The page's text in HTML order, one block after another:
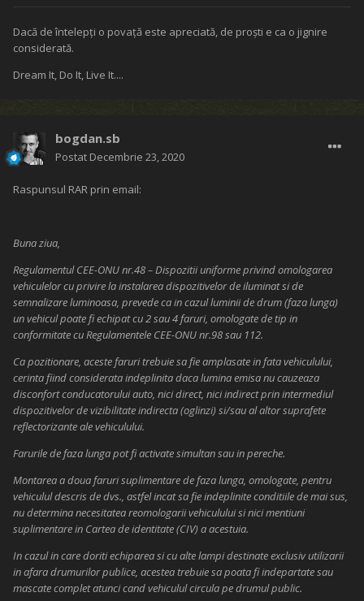
Dacă de întelepţi o povaţă este apreciată, de proşti e ca o jignire
considerată.
Dream It, Do It, Live It....
bogdan.sb
Postat Decembrie 23, 2020
Raspunsul RAR prin email:
Buna ziua,
Regulamentul CEE-ONU nr.48 – Dispozitii uniforme privind omologarea
vehiculelor cu privire la instalarea dispozitivelor de iluminat si de
semnalizare luminoasa, prevede ca in cazul luminii de drum (faza lunga)
un vehicul poate fi echipat cu 2 sau 4 faruri, omologate de tip in
conformitate cu Regulamentele CEE-ONU nr.98 sau 112.
Ca pozitionare, aceste faruri trebuie sa fie amplasate in fata vehiculului,
cerinta fiind considerata indeplinita daca lumina emisa nu cauzeaza
disconfort conducatorului auto, nici direct, nici indirect prin intermediul
dispozitivelor de vizibilitate indirecta (oglinzi) si/sau al altor suprafete
reflectorizante ale vehiculului.
Farurile de faza lunga pot fi activate simultan sau in pereche.
Montarea a doua faruri suplimentare de faza lunga, omologate, pentru
vehiculul descris de dvs., astfel incat sa fie indeplinite conditiile de mai sus,
nu determina necesitatea reomologarii vehiculului si nici mentiuni
suplimentare in Cartea de identitate (CIV) a acestuia.
In cazul in care doriti echiparea si cu alte lampi destinate exclusiv utilizarii
in afara drumurilor publice, acestea trebuie sa poata fi indepartate sau
mascate complet atunci cand vehiculul circula pe drumul public.